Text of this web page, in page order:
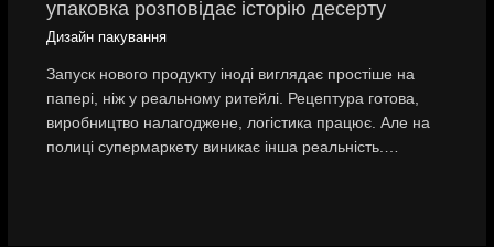
упаковка розповідає історію десерту
Дизайн пакування
Запуск нового продукту іноді виглядає простіше на
папері, ніж у реальному ритейлі. Рецептура готова,
виробництво налагоджене, логістика працює. Але на
полиці супермаркету виникає інша реальність.…